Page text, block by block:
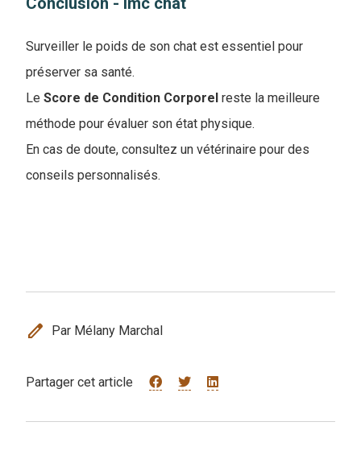
Surveiller le poids de son chat est essentiel pour
préserver sa santé.
Le Score de Condition Corporel reste la meilleure
méthode pour évaluer son état physique.
En cas de doute, consultez un vétérinaire pour des
conseils personnalisés.
edit Par Mélany Marchal
Partager cet article